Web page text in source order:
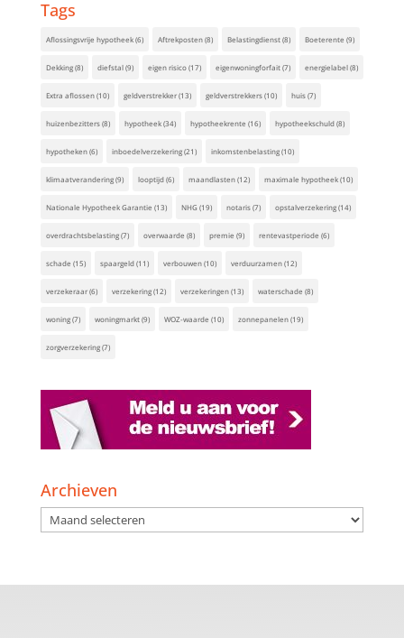
Tags
Aflossingsvrije hypotheek(6) Aftrekposten(8) Belastingdienst(8) Boeterente (9)
Dekking(8) diefstal(9) eigen risico(17) eigenwoningforfait(7) energielabel(8)
Extra aflossen(10) geldverstrekker(13) geldverstrekkers(10) huis(7)
huizenbezitters(8) hypotheek(34) hypotheekrente (16) hypotheekschuld(8)
hypotheken(6) inboedelverzekering(21) inkomstenbelasting(10)
klimaatverandering(9) looptijd(6) maandlasten(12) maximale hypotheek(10)
Nationale Hypotheek Garantie (13) NHG(19) notaris(7) opstalverzekering(14)
overdrachtsbelasting(7) overwaarde (8) premie (9) rentevastperiode (6)
schade (15) spaargeld(11) verbouwen(10) verduurzamen(12)
verzekeraar(6) verzekering(12) verzekeringen(13) waterschade (8)
woning(7) woningmarkt(9) WOZ-waarde (10) zonnepanelen(19)
zorgverzekering(7)
Archieven
Archieven